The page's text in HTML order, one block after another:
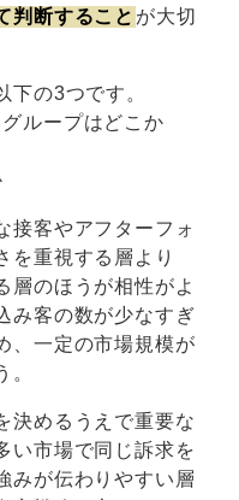
判断すること が大切
下の3つです。
ループはどこか
接客やアフターフォ
を重視する層より
層のほうが相性がよ
み客の数が少なすぎ
、一定の市場規模が
。
決めるうえで重要な
い市場で同じ訴求を
みが伝わりやすい層